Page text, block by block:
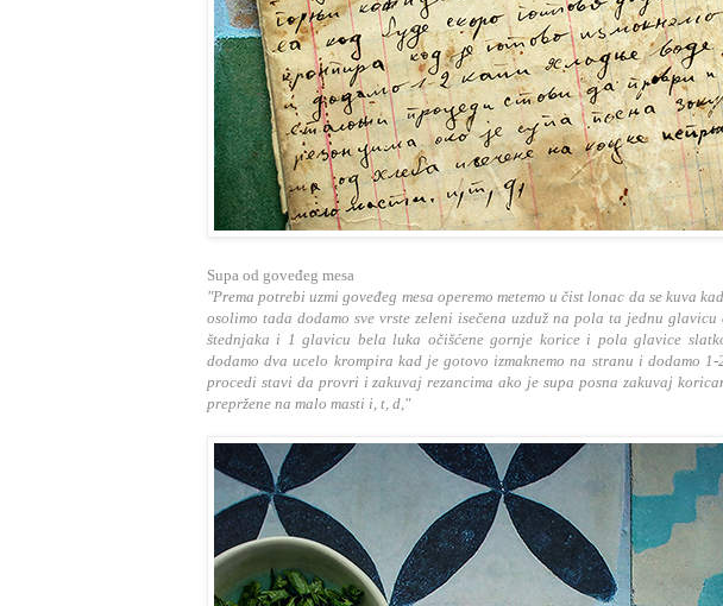
Supa od goveđeg mesa
"Prema potrebi uzmi goveđeg mesa operemo metemo u čist lonac da se kuva
osolimo tada dodamo sve vrste zeleni isečena uzduž na pola ta jednu
štednjaka i 1 glavicu bela luka očišćene gornje korice i pola glavice
dodamo dva ucelo krompira kad je gotovo izmaknemo na stranu i dodamo
procedi stavi da provri i zakuvaj rezancima ako je supa posna zakuvaj
prepržene na malo masti i, t, d,"